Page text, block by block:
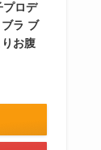
プロデ
ラ ブ
お腹